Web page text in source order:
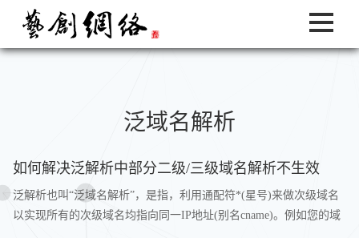
泛域名解析
如何解决泛解析中部分二级/三级域名解析不生效
泛解析也叫“泛域名解析”，是指，利用通配符*(星号)来做次级域名
以实现所有的次级域名均指向同一IP地址(别名cname)。例如您的域